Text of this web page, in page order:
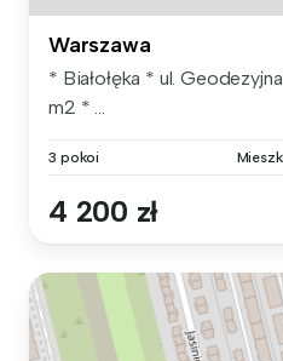
Warszawa
* Białołęka * ul.
m2 * ...
3 pokoi
4 200 zł